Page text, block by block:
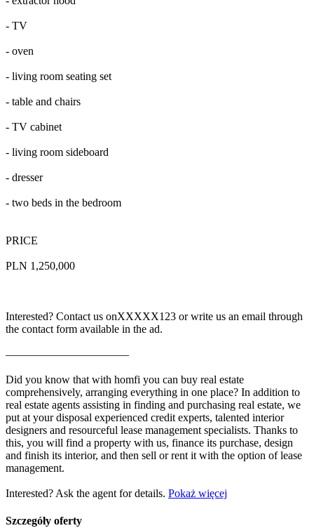
- TV
- oven
- living room seating set
- table and chairs
- TV cabinet
- living room sideboard
- dresser
- two beds in the bedroom
PRICE
PLN 1,250,000
Interested? Contact us onXXXXX123 or write us an email through
the contact form available in the ad.
———————————
Did you know that with homfi you can buy real estate
comprehensively, arranging everything in one place? In addition to
real estate agents assisting in finding and purchasing real estate, we
put at your disposal experienced credit experts, talented interior
designers and resourceful lease management specialists. Thanks to
this, you will find a property with us, finance its purchase, design
and finish its interior, and then sell or rent it with the option of lease
management.
Interested? Ask the agent for details. Pokaż więcej
Szczegóły oferty